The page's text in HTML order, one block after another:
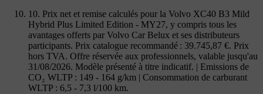
10. Prix net et remise calculés pour la Volvo XC40 B3 Mild
Hybrid Plus Limited Edition - MY27, y compris tous les
avantages offerts par Volvo Car Belux et ses distributeurs
participants. Prix catalogue recommandé : 39.745,87 €. Prix
hors TVA. Offre réservée aux professionnels, valable jusqu'au
31/08/2026. Modèle présenté à titre indicatif. | Emissions de
CO₂ WLTP : 149 - 164 g/km | Consommation de carburant
WLTP : 6,5 - 7,3 l/100 km.